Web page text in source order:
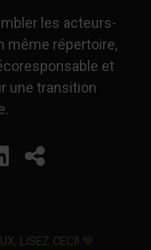
les acteurs-
même répertoire,
et
une transition
dans
s'ouvrira
lien s'ouvrira
LinkedIn
Ce lienPartager
LISEZ CECI! 💚